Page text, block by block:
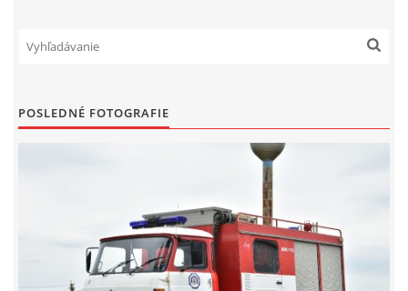
© 2026 eStránky.sk|Aktualizované 22. 7. 2026|Hore ↑
POSLEDNÉ FOTOGRAFIE